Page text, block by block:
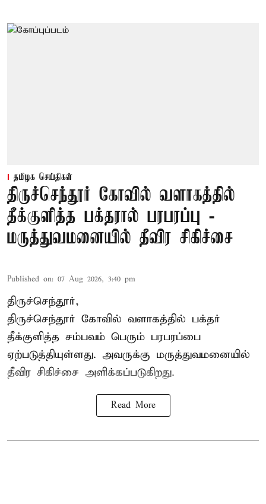
தமிழக செய்திகள்
திருச்செந்தூர் கோவில் வளாகத்தில்
தீக்குளித்த பக்தரால் பரபரப்பு -
மருத்துவமனையில் தீவிர சிகிச்சை
Published on: 07 Aug 2026, 3:40 pm
திருச்செந்தூர்,
திருச்செந்தூர் கோவில் வளாகத்தில் பக்தர்
தீக்குளித்த சம்பவம் பெரும் பரபரப்பை
ஏற்படுத்தியுள்ளது. அவருக்கு மருத்துவமனையில்
தீவிர சிகிச்சை அளிக்கப்படுகிறது.
Read More